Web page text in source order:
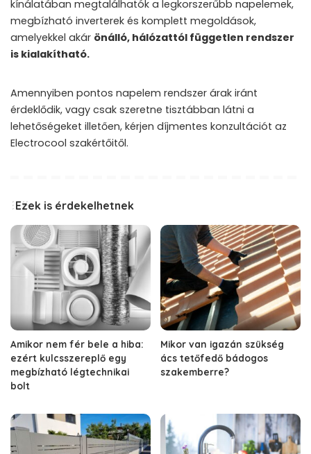
kínálatában megtalálhatók a legkorszerűbb napelemek,
megbízható inverterek és komplett megoldások,
amelyekkel akár önálló, hálózattól független rendszer
is kialakítható.
Amennyiben pontos napelem rendszer árak iránt
érdeklődik, vagy csak szeretne tisztábban látni a
lehetőségeket illetően, kérjen díjmentes konzultációt az
Electrocool szakértőitől.
Ezek is érdekelhetnek
Amikor nem fér bele a hiba:
ezért kulcsszereplő egy
megbízható légtechnikai
bolt
Mikor van igazán szükség
ács tetőfedő bádogos
szakemberre?